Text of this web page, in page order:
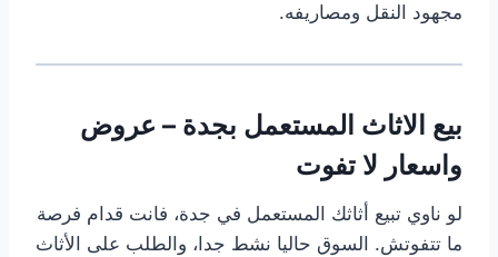
مجهود النقل ومصاريفه.
بيع الاثاث المستعمل بجدة – عروض
واسعار لا تفوت
لو ناوي تبيع أثاثك المستعمل في جدة، فانت قدام فرصة
ما تتفوتش. السوق حاليا نشط جدا، والطلب على الأثاث